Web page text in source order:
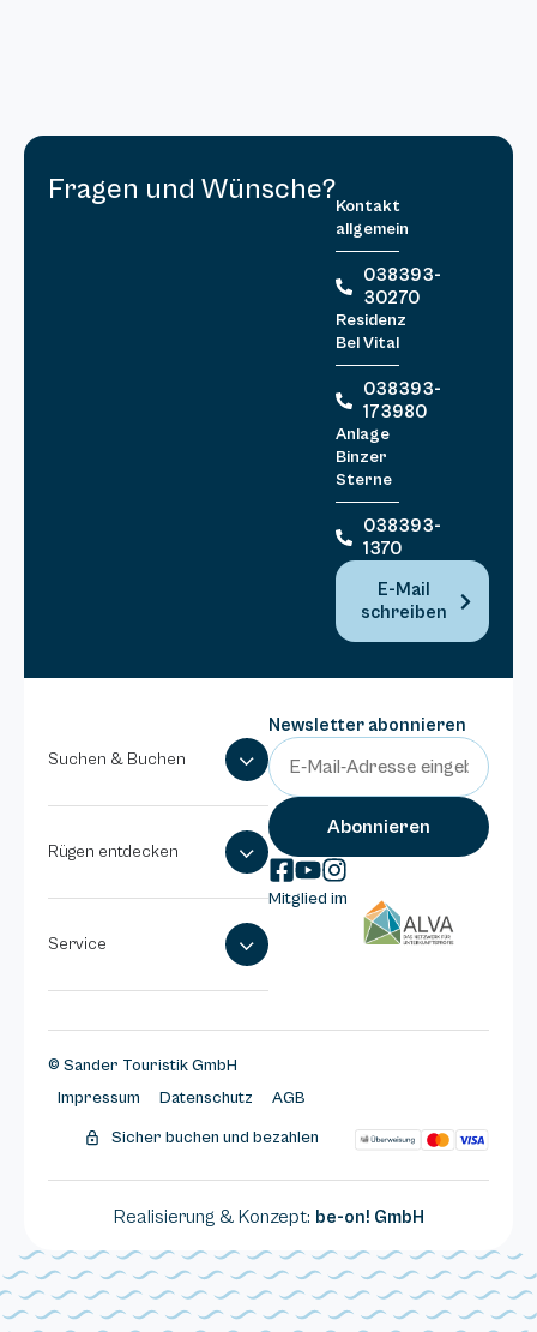
Fragen und Wünsche?Kontakt
allgemein
038393-
30270
Residenz
Bel Vital
038393-
173980
Anlage
Binzer
Sterne
038393-
1370
E-Mail
schreiben
Suchen & Buchen
Rügen entdecken
Service
Newsletter abonnieren
Mitglied im
© Sander Touristik GmbH
Impressum
Datenschutz AGB
Sicher buchen und bezahlen
Realisierung & Konzept: be-on! GmbH